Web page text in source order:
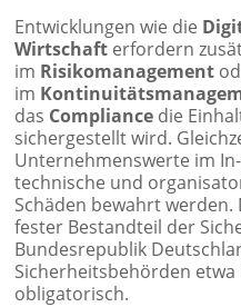
Entwicklungen wie die
Wirtschaft erfordern
im Risikomanagement
im
das Compliance die
sichergestellt wird.
Unternehmenswerte im
technische und
Schäden bewahrt
fester Bestandteil der
Bundesrepublik
Sicherheitsbehörden
obligatorisch.